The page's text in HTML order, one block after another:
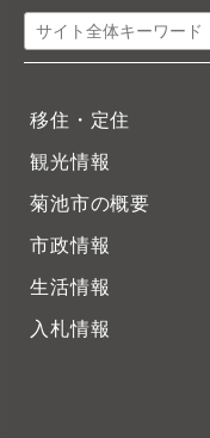
移住・定住
観光情報
菊池市の概要
市政情報
生活情報
入札情報